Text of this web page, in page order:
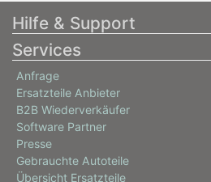
Hilfe & Support
Services
Anfrage
Ersatzteile Anbieter
B2B Wiederverkäufer
Software Partner
Presse
Gebrauchte Autoteile
Übersicht Ersatzteile